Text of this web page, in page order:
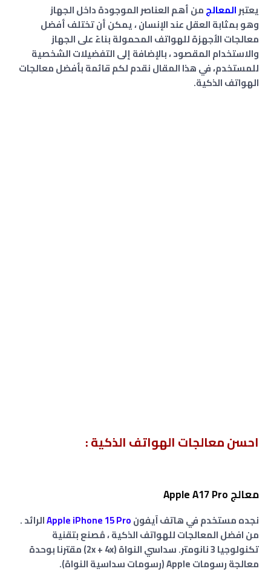
يعتبرالمعالجمن أهم العناصر الموجودة داخل الجهاز
وهو بمثابة العقل عند الإنسان ، يمكن أن تختلف أفضل
معالجات الأجهزة للهواتف المحمولة بناءً على الجهاز
والاستخدام المقصود ، بالإضافة إلى التفضيلات الشخصية
للمستخدم، في هذا المقال نقدم لكم قائمة بأفضل معالجات
الهواتف الذكية.
احسن معالجات الهواتف الذكية :
معالج Apple A17 Pro
نجده مستخدم في هاتف آيفونApple iPhone 15 Proالرائد .
من افضل المعالجات للهواتف الذكية ، مُصنع بتقنية
تكنولوجيا 3 نانومتر. سداسي النواة (2x + 4x) مقترنا بوحدة
معالجة رسومات Apple (رسومات سداسية النواة).